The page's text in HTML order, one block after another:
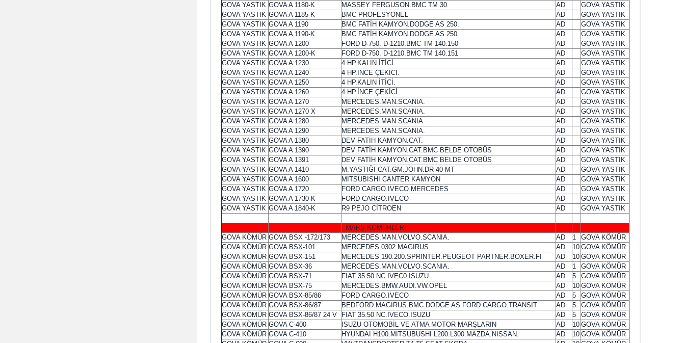
GOVA YASTIK GOVA A 1180-K MASSEY FERGUSON.BMC TM 30. AD
GOVA YASTIK
GOVA YASTIK GOVA A 1185-K BMC PROFESYONEL AD
GOVA YASTIK
GOVA YASTIK GOVA A 1190 BMC FATİH KAMYON.DODGE AS 250. AD
GOVA YASTIK
GOVA YASTIK GOVA A 1190-K BMC FATİH KAMYON.DODGE AS 250. AD
GOVA YASTIK
GOVA YASTIK GOVA A 1200 FORD D-750. D-1210.BMC TM 140.150 AD
GOVA YASTIK
GOVA YASTIK GOVA A 1200-K FORD D-750. D-1210.BMC TM 140.151 AD
GOVA YASTIK
GOVA YASTIK GOVA A 1230 4 HP.KALIN İTİCİ. AD
GOVA YASTIK
GOVA YASTIK GOVA A 1240 4 HP.İNCE ÇEKİCİ. AD
GOVA YASTIK
GOVA YASTIK GOVA A 1250 4 HP.KALIN İTİCİ. AD
GOVA YASTIK
GOVA YASTIK GOVA A 1260 4 HP.İNCE ÇEKİCİ. AD
GOVA YASTIK
GOVA YASTIK GOVA A 1270 MERCEDES.MAN.SCANIA. AD
GOVA YASTIK
GOVA YASTIK GOVA A 1270 X MERCEDES.MAN.SCANIA. AD
GOVA YASTIK
GOVA YASTIK GOVA A 1280 MERCEDES.MAN.SCANIA. AD
GOVA YASTIK
GOVA YASTIK GOVA A 1290 MERCEDES.MAN.SCANIA. AD
GOVA YASTIK
GOVA YASTIK GOVA A 1380 DEV FATİH KAMYON.CAT. AD
GOVA YASTIK
GOVA YASTIK GOVA A 1390 DEV FATİH KAMYON.CAT.BMC BELDE OTOBÜS AD
GOVA YASTIK
GOVA YASTIK GOVA A 1391 DEV FATİH KAMYON.CAT.BMC BELDE OTOBÜS AD
GOVA YASTIK
GOVA YASTIK GOVA A 1410 M.YASTIĞI CAT.GM.JOHN.DR 40 MT AD
GOVA YASTIK
GOVA YASTIK GOVA A 1600 MITSUBISHI CANTER KAMYON AD
GOVA YASTIK
GOVA YASTIK GOVA A 1720 FORD CARGO.IVECO.MERCEDES AD
GOVA YASTIK
GOVA YASTIK GOVA A 1730-K FORD CARGO.IVECO AD
GOVA YASTIK
GOVA YASTIK GOVA A 1840-K R9 PEJO CİTROEN AD GOVA YASTIK
- MARŞ KÖMÜRLERİ-
GOVA KÖMÜR GOVA BSX -172/173 MERCEDES.MAN.VOLVO.SCANIA. AD 1
GOVA KÖMÜR
GOVA KÖMÜR GOVA BSX-101 MERCEDES 0302.MAGIRUS AD 10 GOVA KÖMÜR
GOVA KÖMÜR GOVA BSX-151 MERCEDES 190.200.SPRINTER.PEUGEOT PARTNER.BOXER.FI AD 10 GOVA KÖMÜR
GOVA KÖMÜR GOVA BSX-36 MERCEDES.MAN.VOLVO.SCANIA. AD 1
GOVA KÖMÜR
GOVA KÖMÜR GOVA BSX-71 FIAT 35.50 NC.IVEC0.ISUZU AD 5
GOVA KÖMÜR
GOVA KÖMÜR GOVA BSX-75 MERCEDES.BMW.AUDI.VW.OPEL AD 10 GOVA KÖMÜR
GOVA KÖMÜR GOVA BSX-85/86 FORD CARGO.IVECO AD 5
GOVA KÖMÜR
GOVA KÖMÜR GOVA BSX-86/87 BEDFORD.MAGIRUS.BMC.DODGE AS.FORD CARGO.TRANSIT. AD 5
GOVA KÖMÜR
GOVA KÖMÜR GOVA BSX-86/87 24 V FIAT 35.50 NC.IVECO.ISUZU AD 5
GOVA KÖMÜR
GOVA KÖMÜR GOVA C-400 ISUZU OTOMOBİL VE ATMA MOTOR MARŞLARIN AD 10 GOVA KÖMÜR
GOVA KÖMÜR GOVA C-410 HYUNDAI H100.MITSUBUSHI L200.L300.MAZDA.NISSAN. AD 10 GOVA KÖMÜR